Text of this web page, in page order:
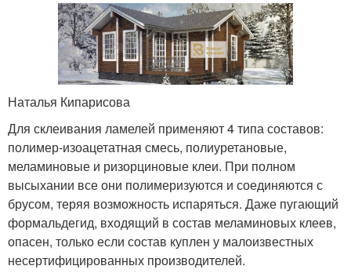
Наталья Кипарисова
Для склеивания ламелей применяют 4 типа составов:
полимер-изоацетатная смесь, полиуретановые,
меламиновые и ризорциновые клеи. При полном
высыхании все они полимеризуются и соединяются с
брусом, теряя возможность испаряться. Даже пугающий
формальдегид, входящий в состав меламиновых клеев,
опасен, только если состав куплен у малоизвестных
несертифицированных производителей.